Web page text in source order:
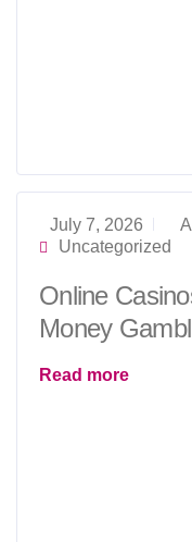
July 7, 2026
Uncategorized
Online
Money
Read more